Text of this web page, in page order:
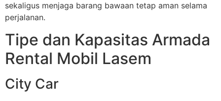
sekaligus menjaga barang bawaan tetap aman selama
perjalanan.
Tipe dan Kapasitas Armada
Rental Mobil Lasem
City Car